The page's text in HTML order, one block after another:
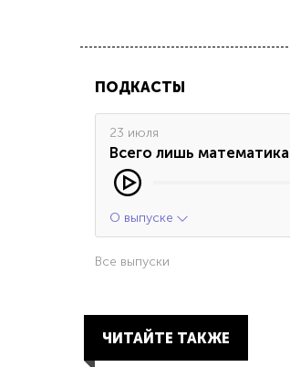
ПОДКАСТЫ
23 июля
Всего лишь математика
О выпуске
Все выпуски
ЧИТАЙТЕ ТАКЖЕ